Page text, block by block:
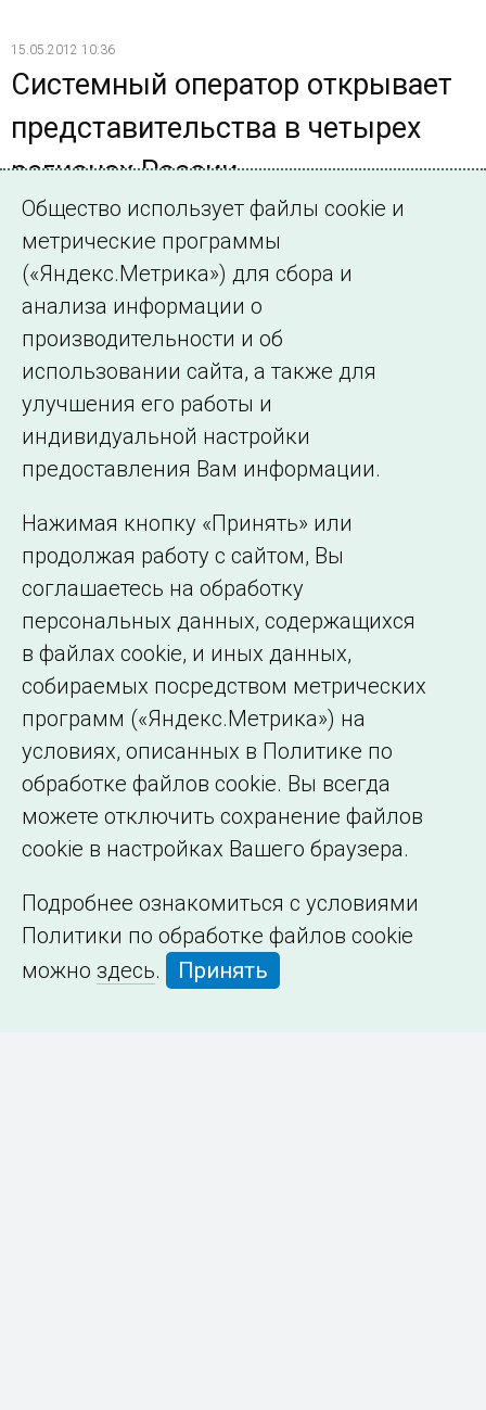
15.05.2012 10:36
Системный оператор открывает
представительства в четырех
регионах России
Представительства в Брянской, Калужской, Орловской и
Псковской областях созданы в целях повышения
эффективности взаимодействия ОАО «СО ЕЭС» с
субъектами электроэнергетики, органами
исполнительной власти, территориальными органами
Ростехнадзора и МЧС
©2005–2026 АО «СО ЕЭС»
Филиалы и
представительства
образовательной
организации
Общество использует файлы cookie и
метрические программы
(«Яндекс.Метрика») для сбора и
анализа информации о
производительности и об
использовании сайта, а также для
улучшения его работы и
индивидуальной настройки
предоставления Вам информации.
Нажимая кнопку «Принять» или
продолжая работу с сайтом, Вы
соглашаетесь на обработку
персональных данных, содержащихся
в файлах cookie, и иных данных,
собираемых посредством метрических
программ («Яндекс.Метрика») на
условиях, описанных в Политике по
обработке файлов cookie. Вы всегда
можете отключить сохранение файлов
cookie в настройках Вашего браузера.
Подробнее ознакомиться с условиями
Политики по обработке файлов cookie
можно здесь. Принять